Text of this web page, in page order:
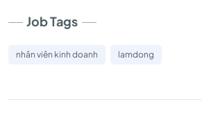
Job Tags
nhân viên kinh doanh lamdong